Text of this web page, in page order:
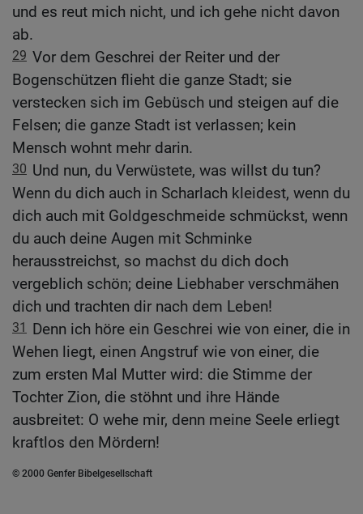
und es reut mich nicht, und ich gehe nicht davon
ab.
29 Vor dem Geschrei der Reiter und der
Bogenschützen flieht die ganze Stadt; sie
verstecken sich im Gebüsch und steigen auf die
Felsen; die ganze Stadt ist verlassen; kein
Mensch wohnt mehr darin.
30 Und nun, du Verwüstete, was willst du tun?
Wenn du dich auch in Scharlach kleidest, wenn du
dich auch mit Goldgeschmeide schmückst, wenn
du auch deine Augen mit Schminke
herausstreichst, so machst du dich doch
vergeblich schön; deine Liebhaber verschmähen
dich und trachten dir nach dem Leben!
31
Denn ich höre ein Geschrei wie von einer, die in
Wehen liegt, einen Angstruf wie von einer, die
zum ersten Mal Mutter wird: die Stimme der
Tochter Zion, die stöhnt und ihre Hände
ausbreitet: O wehe mir, denn meine Seele erliegt
kraftlos den Mördern!
© 2000 Genfer Bibelgesellschaft